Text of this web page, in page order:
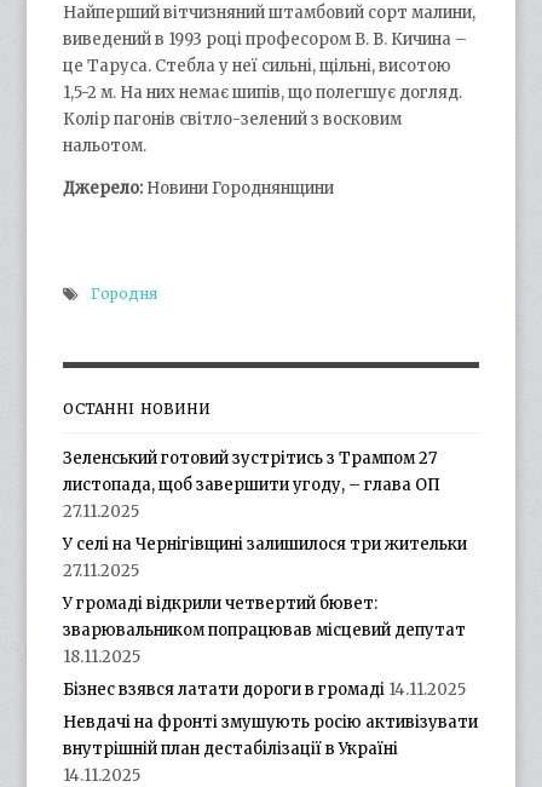
Найперший вітчизняний штамбовий сорт малини,
виведений в 1993 році професором В. В. Кичина –
це Таруса. Стебла у неї сильні, щільні, висотою
1,5-2 м. На них немає шипів, що полегшує догляд.
Колір пагонів світло-зелений з восковим
нальотом.
Джерело: Новини Городнянщини
Городня
ОСТАННІ НОВИНИ
Зеленський готовий зустрітись з Трампом 27
листопада, щоб завершити угоду, – глава ОП
27.11.2025
У селі на Чернігівщині залишилося три жительки
27.11.2025
У громаді відкрили четвертий бювет:
зварювальником попрацював місцевий депутат
18.11.2025
Бізнес взявся латати дороги в громаді 14.11.2025
Невдачі на фронті змушують росію активізувати
внутрішній план дестабілізації в Україні
14.11.2025